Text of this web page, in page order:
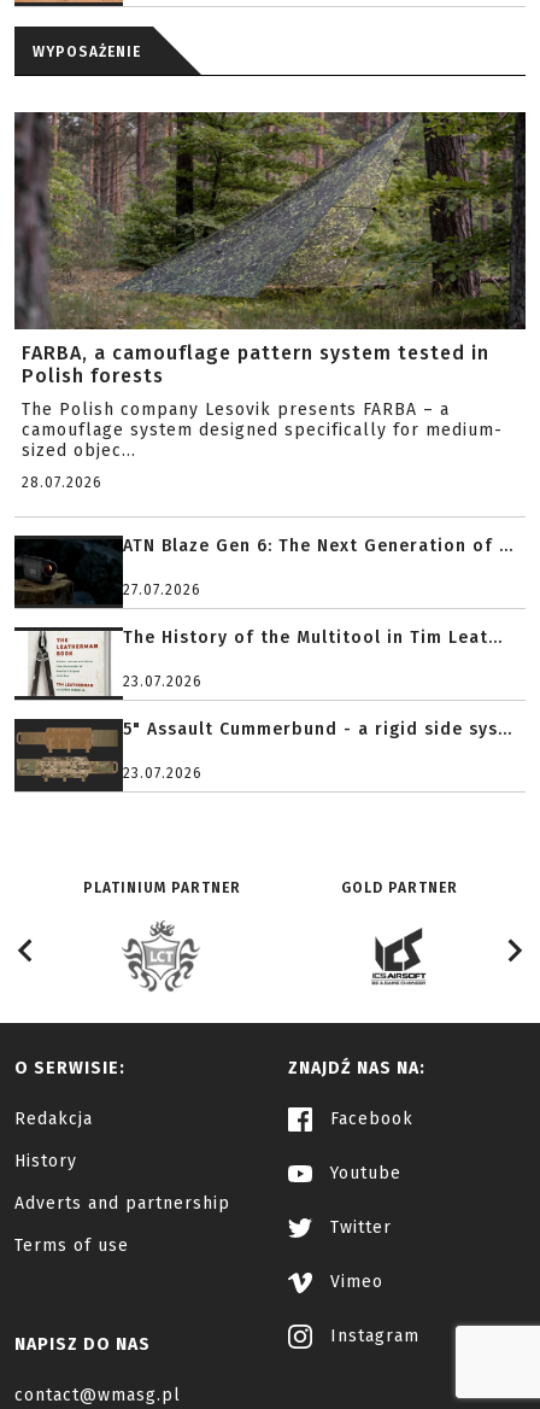
WYPOSAŻENIE
FARBA, a camouflage pattern system tested in
Polish forests
The Polish company Lesovik presents FARBA – a
camouflage system designed specifically for medium-
sized objec...
28.07.2026
ATN Blaze Gen 6: The Next Generation of ...
27.07.2026
The History of the Multitool in Tim Leat...
23.07.2026
5" Assault Cummerbund - a rigid side sys...
23.07.2026
PLATINIUM PARTNER GOLD PARTNER
O SERWISIE:
Redakcja
History
Adverts and partnership
Terms of use
ZNAJDŹ NAS NA:
Facebook
Youtube
Twitter
Vimeo
Instagram
NAPISZ DO NAS
contact@wmasg.pl